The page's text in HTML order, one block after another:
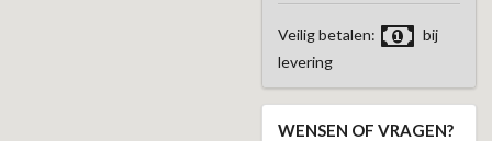
Veilig betalen:
bij
levering
WENSEN OF VRAGEN?